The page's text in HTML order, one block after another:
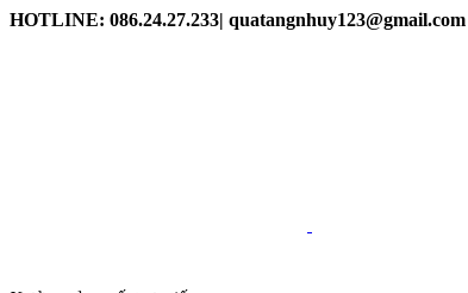
HOTLINE: 086.24.27.233| quatangnhuy123@gmail.com